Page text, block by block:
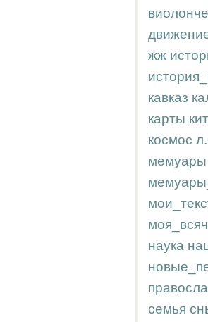
жж
кавказ
карты
космос
мемуары
наука
семья